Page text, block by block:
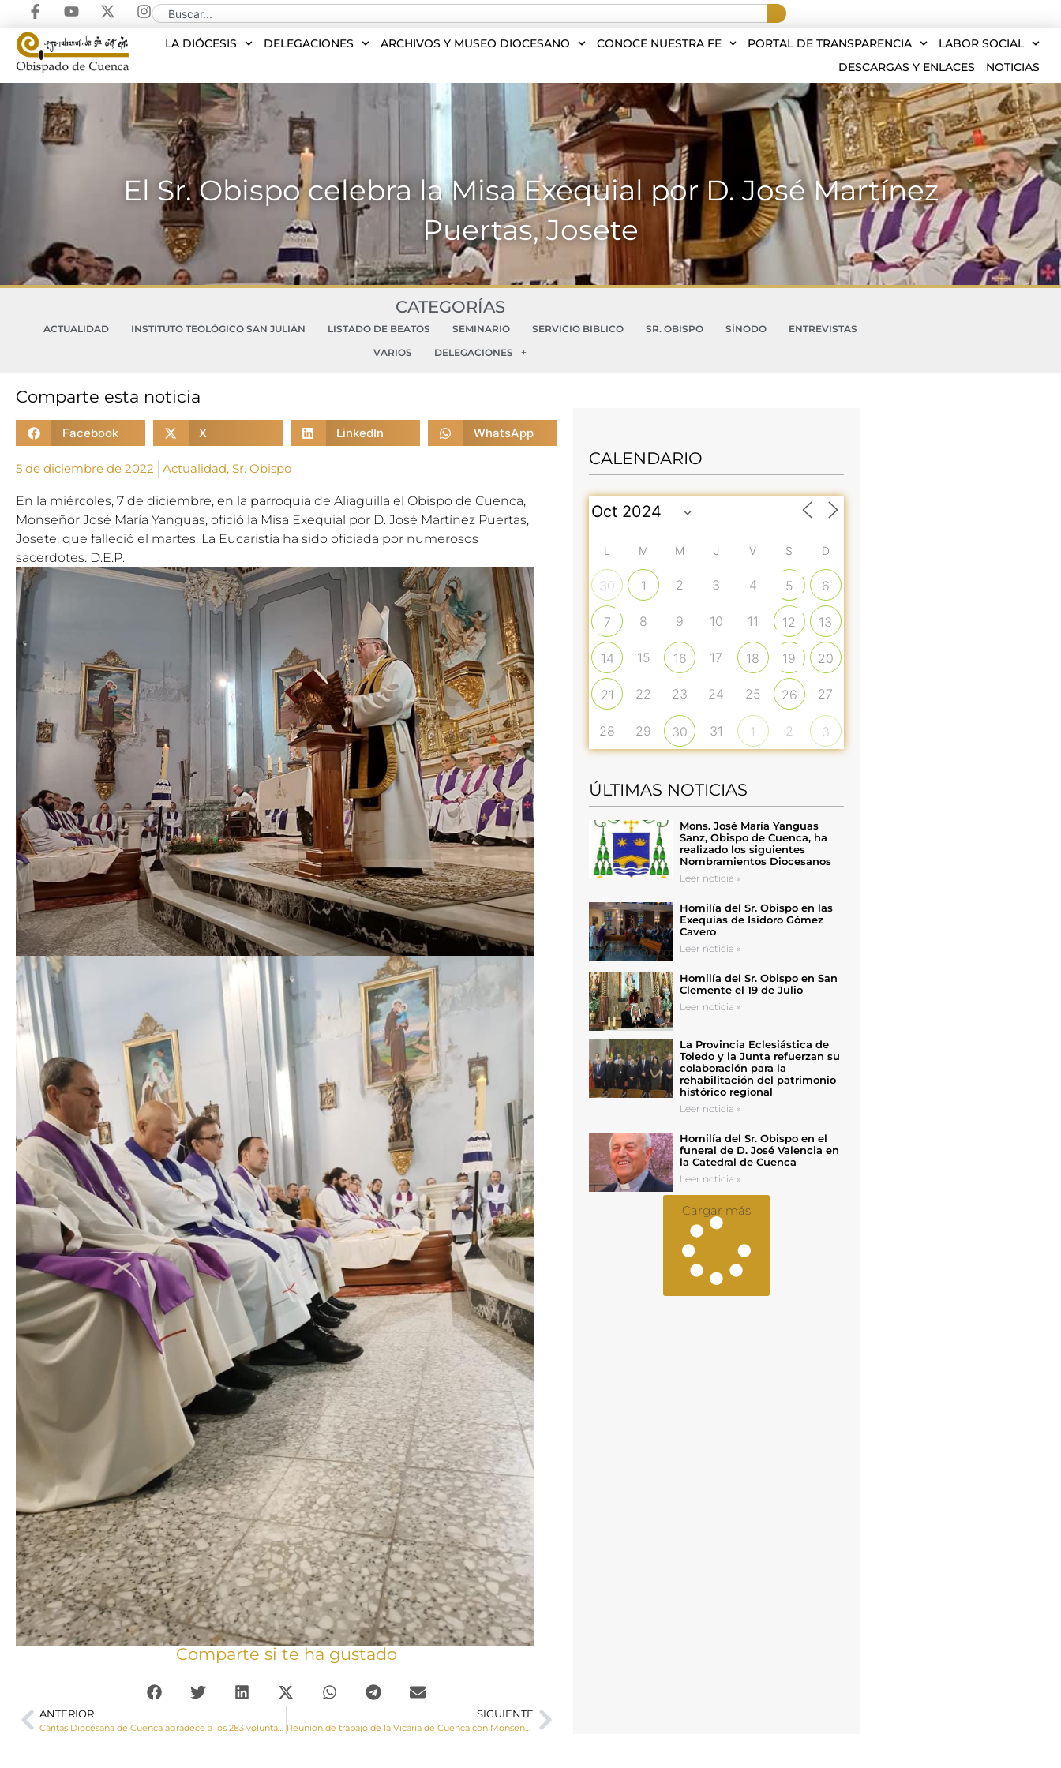
LA DIÓCESIS DELEGACIONES ARCHIVOS Y MUSEO DIOCESANO CONOCE NUESTRA FE PORTAL DE TRANSPARENCIA
LABOR SOCIAL
DESCARGAS Y ENLACES
NOTICIAS
El Sr. Obispo celebra la Misa Exequial por D. José Martínez
Puertas, Josete
CATEGORÍAS
ACTUALIDAD INSTITUTO TEOLÓGICO SAN JULIÁN LISTADO DE BEATOS SEMINARIO SERVICIO BIBLICO SR. OBISPO SÍNODO
ENTREVISTAS
VARIOS
DELEGACIONES
Comparte esta noticia
Facebook X LinkedIn WhatsApp
5 de diciembre de 2022 Actualidad, Sr. Obispo
En la miércoles, 7 de diciembre, en la parroquia de Aliaguilla el Obispo de Cuenca,
Monseñor José María Yanguas, ofició la Misa Exequial por D. José Martínez Puertas,
Josete, que falleció el martes. La Eucaristía ha sido oficiada por numerosos
sacerdotes. D.E.P.
Comparte si te ha gustado
ANTERIOR
Cáritas Diocesana de Cuenca agradece a los 283 voluntarios su compromiso junto a los más empobrecidos
SIGUIENTE
Reunión de trabajo de la Vicaría de Cuenca con Monseñor José Mª Yanguas
CALENDARIO
L M M J V S D
30 1 2 3 4 5 6
7 8 9 10 11 12 13
14 15 16 17 18 19 20
21 22 23 24 25 26 27
28 29 30 31 1 2 3
ÚLTIMAS NOTICIAS
Mons. José María Yanguas
Sanz, Obispo de Cuenca, ha
realizado los siguientes
Nombramientos Diocesanos
Leer noticia »
Homilía del Sr. Obispo en las
Exequias de Isidoro Gómez
Cavero
Leer noticia »
Homilía del Sr. Obispo en San
Clemente el 19 de Julio
Leer noticia »
La Provincia Eclesiástica de
Toledo y la Junta refuerzan su
colaboración para la
rehabilitación del patrimonio
histórico regional
Leer noticia »
Homilía del Sr. Obispo en el
funeral de D. José Valencia en
la Catedral de Cuenca
Leer noticia »
Cargar más